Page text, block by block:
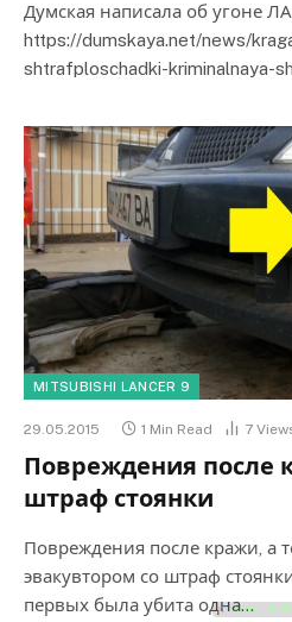
Думская написала об угоне
https://dumskaya.net/news/
shtrafploschadki-kriminalnaya-
MITSUBISHI LANCER 9
29.05.2015 1 Min Read 7
Повреждения после
штраф стоянки
Повреждения после кражи, а
эвакувтором со штраф
первых была убита одна…
Load: